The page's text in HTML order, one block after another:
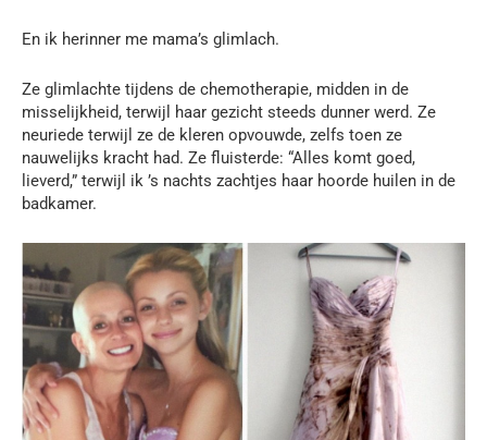
En ik herinner me mama’s glimlach.
Ze glimlachte tijdens de chemotherapie, midden in de
misselijkheid, terwijl haar gezicht steeds dunner werd. Ze
neuriede terwijl ze de kleren opvouwde, zelfs toen ze
nauwelijks kracht had. Ze fluisterde: “Alles komt goed,
lieverd,” terwijl ik ’s nachts zachtjes haar hoorde huilen in de
badkamer.